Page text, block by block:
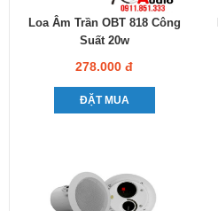
Loa Âm Trần OBT 818 Công
Suất 20w
278.000 đ
ĐẶT MUA